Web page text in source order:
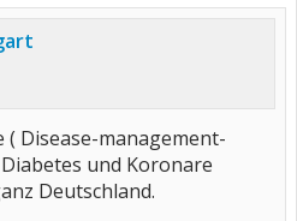
Disease-management-
und Koronare
Deutschland.